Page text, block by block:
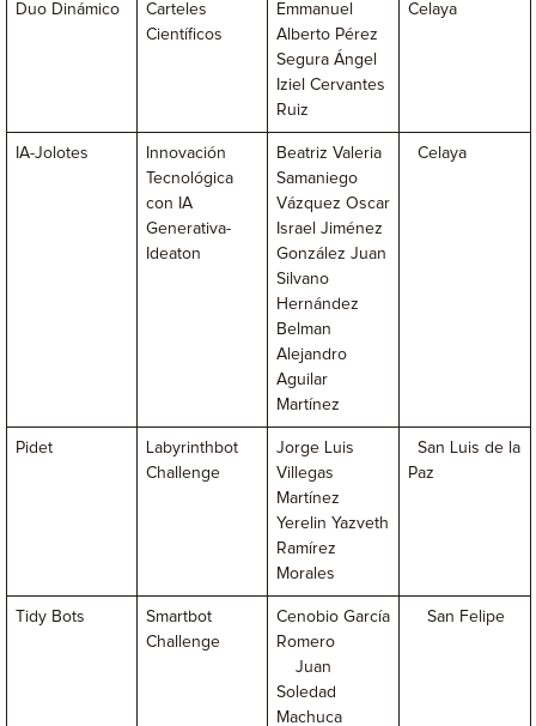
Duo Dinámico
Carteles
Científicos
Emmanuel
Alberto Pérez
Segura Ángel
Iziel Cervantes
Ruiz
Celaya
IA-Jolotes
Innovación
Tecnológica
con IA
Generativa-
Ideaton
Beatriz Valeria
Samaniego
Vázquez Oscar
Israel Jiménez
González Juan
Silvano
Hernández
Belman
Alejandro
Aguilar
Martínez
Celaya
Pidet
Labyrinthbot
Challenge
Jorge Luis
Villegas
Martínez
Yerelin Yazveth
Ramírez
Morales
San Luis de la
Paz
Tidy Bots
Smartbot
Challenge
Cenobio García
Romero
Juan
Soledad
Machuca
San Felipe